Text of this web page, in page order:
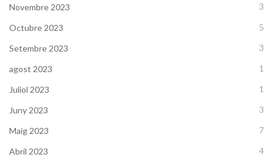
Novembre 2023 3
Octubre 2023 5
Setembre 2023 3
agost 2023 1
Juliol 2023 1
Juny 2023 3
Maig 2023 7
Abril 2023 4